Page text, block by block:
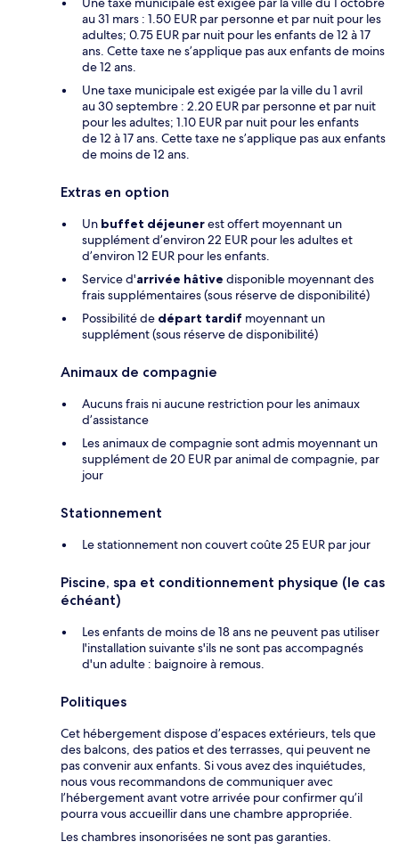
au 31 mars : 1.50 EUR par personne et par nuit pour les
adultes; 0.75 EUR par nuit pour les enfants de 12 à 17
ans. Cette taxe ne s’applique pas aux enfants de moins
de 12 ans.
Une taxe municipale est exigée par la ville du 1 avril
au 30 septembre : 2.20 EUR par personne et par nuit
pour les adultes; 1.10 EUR par nuit pour les enfants
de 12 à 17 ans. Cette taxe ne s’applique pas aux enfants
de moins de 12 ans.
Extras en option
Un buffet déjeunerest offert moyennant un
supplément d’environ 22 EUR pour les adultes et
d’environ 12 EUR pour les enfants.
Service d'arrivée hâtive disponible moyennant des
frais supplémentaires (sous réserve de disponibilité)
Possibilité de départ tardif moyennant un
supplément (sous réserve de disponibilité)
Animaux de compagnie
Aucuns frais ni aucune restriction pour les animaux
d’assistance
Les animaux de compagnie sont admis moyennant un
supplément de 20 EUR par animal de compagnie, par
jour
Stationnement
Le stationnement non couvert coûte 25 EUR par jour
Piscine, spa et conditionnement physique (le cas
échéant)
Les enfants de moins de 18 ans ne peuvent pas utiliser
l'installation suivante s'ils ne sont pas accompagnés
d'un adulte : baignoire à remous.
Politiques
Cet hébergement dispose d’espaces extérieurs, tels que
des balcons, des patios et des terrasses, qui peuvent ne
pas convenir aux enfants. Si vous avez des inquiétudes,
nous vous recommandons de communiquer avec
l’hébergement avant votre arrivée pour confirmer qu’il
pourra vous accueillir dans une chambre appropriée.
Les chambres insonorisées ne sont pas garanties.